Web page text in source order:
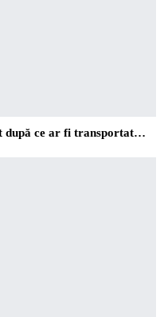
după ce ar fi transportat…